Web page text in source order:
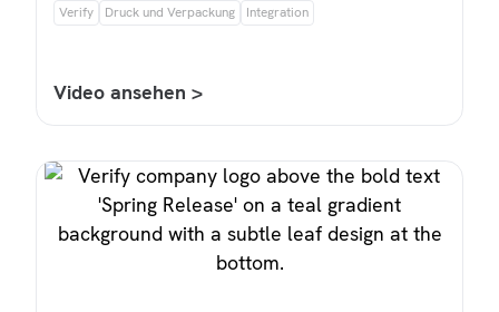
Verify Druck und Verpackung Integration
Video ansehen >